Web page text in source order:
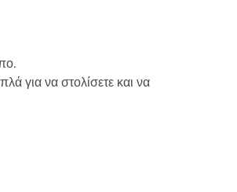
για να στολίσετε και να